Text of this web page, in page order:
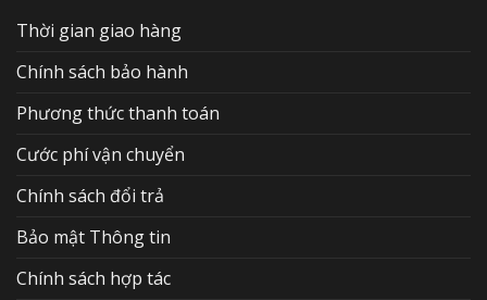
Thời gian giao hàng
Chính sách bảo hành
Phương thức thanh toán
Cước phí vận chuyển
Chính sách đổi trả
Bảo mật Thông tin
Chính sách hợp tác